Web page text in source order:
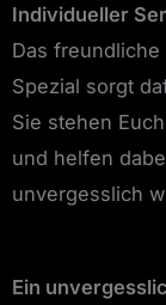
Individueller
Das
Spezial sorgt
Sie stehen
und helfen
unvergesslich
Ein